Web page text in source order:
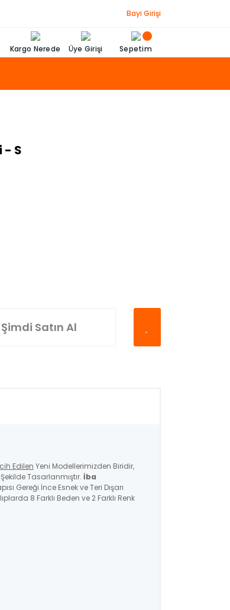
Bayi Girişi
Kargo Nerede Üye Girişi Sepetim
- S
Şimdi Satın Al
Edilen Yeni Modellerimizden Biridir,
Tasarlanmıştır. İba
Gereği İnce Esnek ve Teri Dışarı
8 Farklı Beden ve 2 Farklı Renk